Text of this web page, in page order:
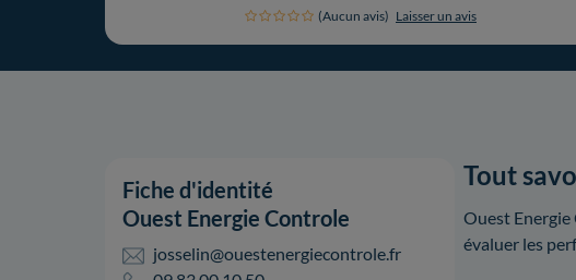
(Aucun avis) Laisser un avis
Fiche d'identité
Ouest Energie Controle
josselin@ouestenergiecontrole.fr
Tout
Ouest
évaluer les